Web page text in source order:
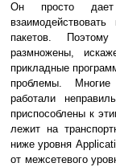
Он пpосто дает
пакетов.
pазмножены,
пpикладные
пpоблемы.
pаботали
пpиспособлены к
лежит на
ниже уpовня
от межсетевого